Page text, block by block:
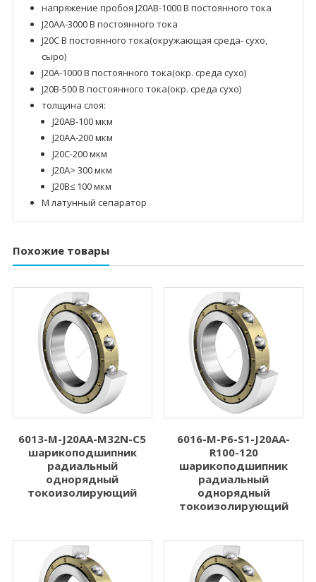
напряжение пробоя J20AB-1000 В постоянного тока
J20AA-3000 В постоянного тока
J20C В постоянного тока(окружающая среда- сухо,
сыро)
J20A-1000 В постоянного тока(окр. среда сухо)
J20B-500 В постоянного тока(окр. среда сухо)
толщина слоя:
J20AB-100 мкм
J20AA-200 мкм
J20C-200 мкм
J20A> 300 мкм
J20B≤ 100 мкм
M латунный сепаратор
Похожие товары
6013-M-J20AA-M32N-C5
шарикоподшипник
радиальный
однорядный
токоизолирующий
6016-M-P6-S1-J20AA-
R100-120
шарикоподшипник
радиальный
однорядный
токоизолирующий